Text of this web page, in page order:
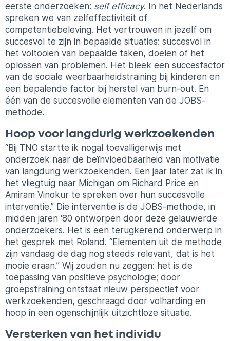
eerste onderzoeken: self efficacy. In het Nederlands
spreken we van zelfeffectiviteit of
competentiebeleving. Het vertrouwen in jezelf om
succesvol te zijn in bepaalde situaties: succesvol in
het voltooien van bepaalde taken, doelen of het
oplossen van problemen. Het bleek een succesfactor
van de sociale weerbaarheidstraining bij kinderen en
een bepalende factor bij herstel van burn-out. En
één van de succesvolle elementen van de JOBS-
methode.
Hoop voor langdurig werkzoekenden
“Bij TNO startte ik nogal toevalligerwijs met
onderzoek naar de beïnvloedbaarheid van motivatie
van langdurig werkzoekenden. Een jaar later zat ik in
het vliegtuig naar Michigan om Richard Price en
Amiram Vinokur te spreken over hun succesvolle
interventie.” Die interventie is de JOBS-methode, in
midden jaren ‘80 ontworpen door deze gelauwerde
onderzoekers. Het is een terugkerend onderwerp in
het gesprek met Roland. “Elementen uit de methode
zijn vandaag de dag nog steeds relevant, dat is het
mooie eraan.” Wij zouden nu zeggen: het is de
toepassing van positieve psychologie; door
groepstraining ontstaat nieuw perspectief voor
werkzoekenden, geschraagd door volharding en
hoop in een ogenschijnlijk uitzichtloze situatie.
Versterken van het individu